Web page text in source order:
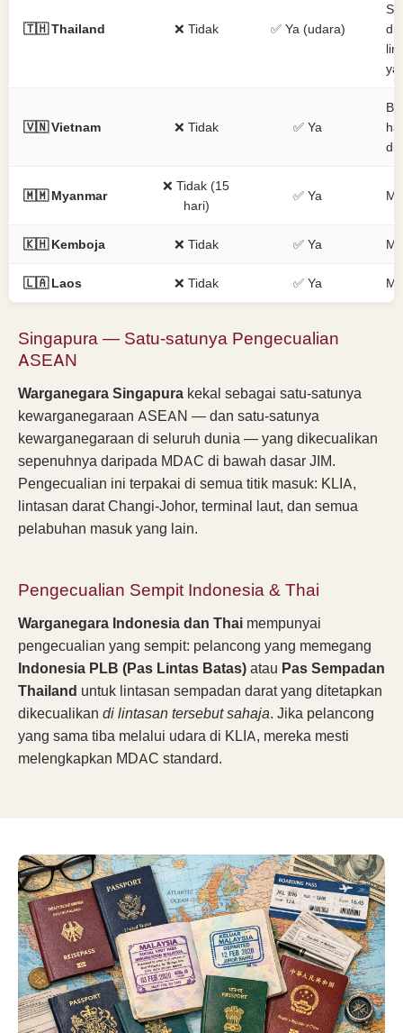
🇹🇭 Thailand ❌ Tidak ✅ Ya (udara)
🇻🇳 Vietnam ❌ Tidak ✅ Ya
🇲🇲 Myanmar
❌ Tidak (15
hari)
✅ Ya
🇰🇭 Kemboja ❌ Tidak ✅ Ya
🇱🇦 Laos ❌ Tidak ✅ Ya
Singapura — Satu-satunya Pengecualian
ASEAN
Warganegara Singapura kekal sebagai satu-satunya
kewarganegaraan ASEAN — dan satu-satunya
kewarganegaraan di seluruh dunia — yang dikecualikan
sepenuhnya daripada MDAC di bawah dasar JIM.
Pengecualian ini terpakai di semua titik masuk: KLIA,
lintasan darat Changi-Johor, terminal laut, dan semua
pelabuhan masuk yang lain.
Pengecualian Sempit Indonesia & Thai
Warganegara Indonesia dan Thai mempunyai
pengecualian yang sempit: pelancong yang memegang
Indonesia PLB (Pas Lintas Batas)atau Pas Sempadan
Thailand untuk lintasan sempadan darat yang ditetapkan
dikecualikan di lintasan tersebut sahaja. Jika pelancong
yang sama tiba melalui udara di KLIA, mereka mesti
melengkapkan MDAC standard.